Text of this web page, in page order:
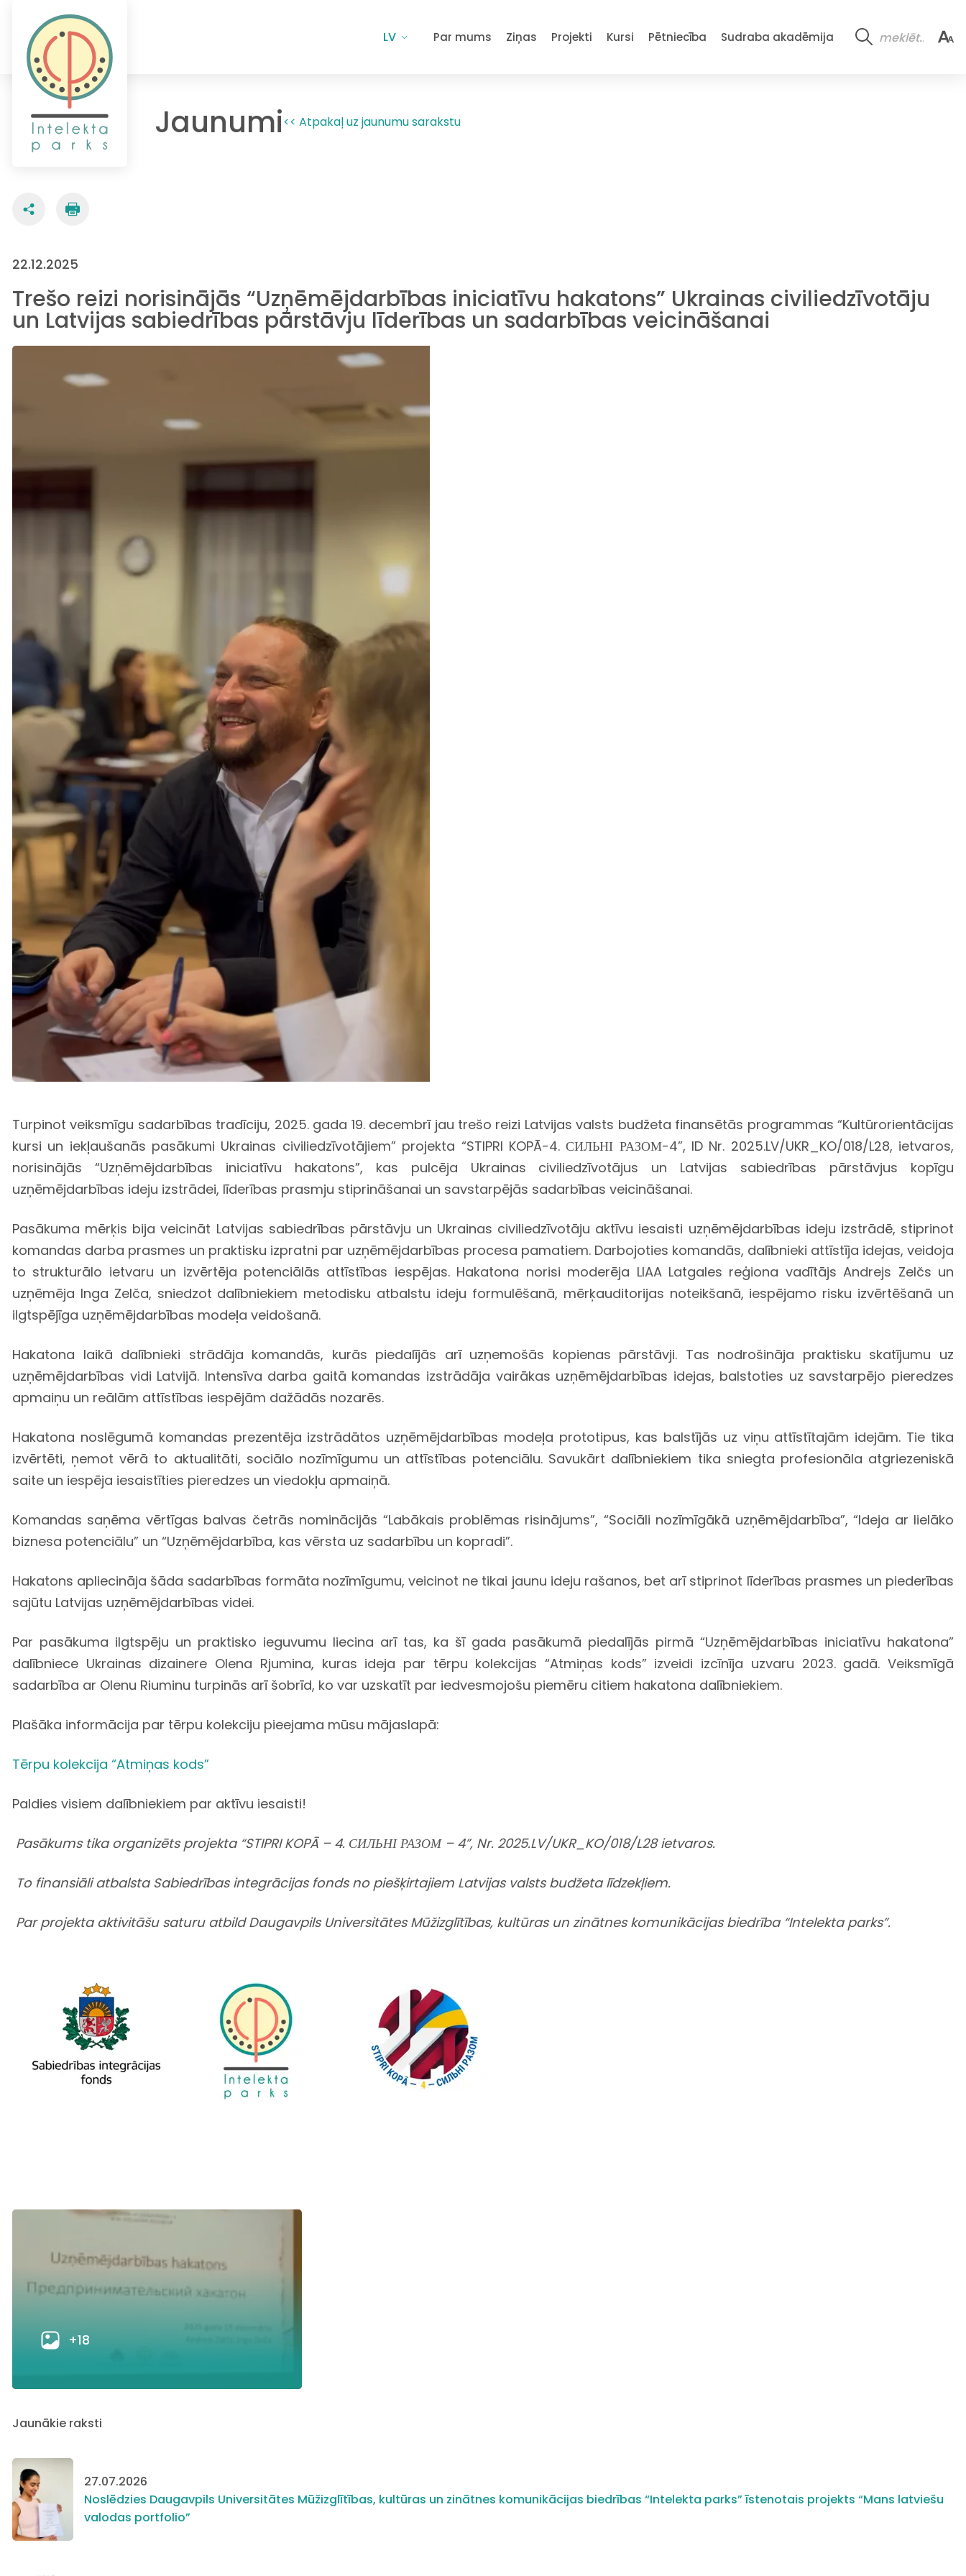
LV Par mums Ziņas Projekti Kursi Pētniecība Sudraba akadēmija
Jaunumi<< Atpakaļ uz jaunumu sarakstu
22.12.2025
Trešo reizi norisinājās “Uzņēmējdarbības iniciatīvu hakatons” Ukrainas civiliedzīvotāju
un Latvijas sabiedrības pārstāvju līderības un sadarbības veicināšanai
Turpinot veiksmīgu sadarbības tradīciju, 2025. gada 19. decembrī jau trešo reizi Latvijas valsts budžeta finansētās programmas “Kultūrorientācijas
kursi un iekļaušanās pasākumi Ukrainas civiliedzīvotājiem” projekta “STIPRI KOPĀ-4. СИЛЬНІ РАЗОМ-4”, ID Nr. 2025.LV/UKR_KO/018/L28, ietvaros,
norisinājās “Uzņēmējdarbības iniciatīvu hakatons”, kas pulcēja Ukrainas civiliedzīvotājus un Latvijas sabiedrības pārstāvjus kopīgu
uzņēmējdarbības ideju izstrādei, līderības prasmju stiprināšanai un savstarpējās sadarbības veicināšanai.
Pasākuma mērķis bija veicināt Latvijas sabiedrības pārstāvju un Ukrainas civiliedzīvotāju aktīvu iesaisti uzņēmējdarbības ideju izstrādē, stiprinot
komandas darba prasmes un praktisku izpratni par uzņēmējdarbības procesa pamatiem. Darbojoties komandās, dalībnieki attīstīja idejas, veidoja
to strukturālo ietvaru un izvērtēja potenciālās attīstības iespējas. Hakatona norisi moderēja LIAA Latgales reģiona vadītājs Andrejs Zelčs un
uzņēmēja Inga Zelča, sniedzot dalībniekiem metodisku atbalstu ideju formulēšanā, mērķauditorijas noteikšanā, iespējamo risku izvērtēšanā un
ilgtspējīga uzņēmējdarbības modeļa veidošanā.
Hakatona laikā dalībnieki strādāja komandās, kurās piedalījās arī uzņemošās kopienas pārstāvji. Tas nodrošināja praktisku skatījumu uz
uzņēmējdarbības vidi Latvijā. Intensīva darba gaitā komandas izstrādāja vairākas uzņēmējdarbības idejas, balstoties uz savstarpējo pieredzes
apmaiņu un reālām attīstības iespējām dažādās nozarēs.
Hakatona noslēgumā komandas prezentēja izstrādātos uzņēmējdarbības modeļa prototipus, kas balstījās uz viņu attīstītajām idejām. Tie tika
izvērtēti, ņemot vērā to aktualitāti, sociālo nozīmīgumu un attīstības potenciālu. Savukārt dalībniekiem tika sniegta profesionāla atgriezeniskā
saite un iespēja iesaistīties pieredzes un viedokļu apmaiņā.
Komandas saņēma vērtīgas balvas četrās nominācijās “Labākais problēmas risinājums”, “Sociāli nozīmīgākā uzņēmējdarbība”, “Ideja ar lielāko
biznesa potenciālu” un “Uzņēmējdarbība, kas vērsta uz sadarbību un kopradi”.
Hakatons apliecināja šāda sadarbības formāta nozīmīgumu, veicinot ne tikai jaunu ideju rašanos, bet arī stiprinot līderības prasmes un piederības
sajūtu Latvijas uzņēmējdarbības videi.
Par pasākuma ilgtspēju un praktisko ieguvumu liecina arī tas, ka šī gada pasākumā piedalījās pirmā “Uzņēmējdarbības iniciatīvu hakatona”
dalībniece Ukrainas dizainere Olena Rjumina, kuras ideja par tērpu kolekcijas “Atmiņas kods” izveidi izcīnīja uzvaru 2023. gadā. Veiksmīgā
sadarbība ar Olenu Riuminu turpinās arī šobrīd, ko var uzskatīt par iedvesmojošu piemēru citiem hakatona dalībniekiem.
Plašāka informācija par tērpu kolekciju pieejama mūsu mājaslapā:
Tērpu kolekcija “Atmiņas kods”
Paldies visiem dalībniekiem par aktīvu iesaisti!
Pasākums tika organizēts projekta “STIPRI KOPĀ – 4. СИЛЬНІ РАЗОМ – 4”, Nr. 2025.LV/UKR_KO/018/L28 ietvaros.
To finansiāli atbalsta Sabiedrības integrācijas fonds no piešķirtajiem Latvijas valsts budžeta līdzekļiem.
Par projekta aktivitāšu saturu atbild Daugavpils Universitātes Mūžizglītības, kultūras un zinātnes komunikācijas biedrība “Intelekta parks”.
+18
Jaunākie raksti
27.07.2026
Noslēdzies Daugavpils Universitātes Mūžizglītības, kultūras un zinātnes komunikācijas biedrības “Intelekta parks” īstenotais projekts “Mans latviešu
valodas portfolio”